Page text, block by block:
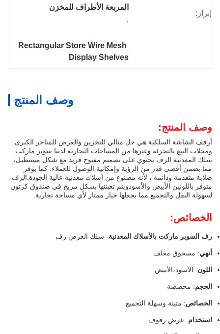
إبراز:
المربعة الأطراف للمخزن
,
Rectangular Store Wire Mesh
Display Shelves
وصف المنتج
وصف المنتج:
أرفف الشاشة السلكية هي حل مثالي للتخزين والعرض للمتاجر الكبرى
ومحلات البيع بالتجزئة وغيرها من المساحات التجارية.لدينا سوبر ماركت
سلك المعدنية الرف يحتوي على تصميم مفتوح فريد مع شكل مستطيل،
مما يضمن أقصى قدر من الرؤية وإمكانية الوصول للعملاء. كما يوفر
صلابة متقدمة ودائمة ، لأنه مصنوع من أسلاك معدنية عالية الجودة.الرف
متوفر باللونين الأبيض والأسودويتم تعبئتها بشكل مريح في صندوق كرتون
لسهولة النقل والتجميع.مما يجعلها خيار ممتاز لأي مساحة تجارية.
الخصائص:
رف السوبر ماركت بالأسلاك المعدنية- سلك العرض رف
أنهي : مسحوق مغلف
اللون: الأسود،الأبيض
الحجم: مخصصة
الخصائص: متينة وسهلة التجميع
استخدام: عرض رفوف